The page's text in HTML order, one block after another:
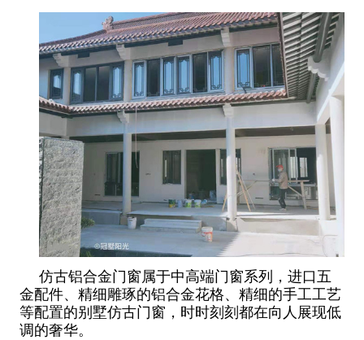
仿古铝合金门窗属于中高端门窗系列，进口五
金配件、精细雕琢的铝合金花格、精细的手工工艺
等配置的别墅仿古门窗，时时刻刻都在向人展现低
调的奢华。